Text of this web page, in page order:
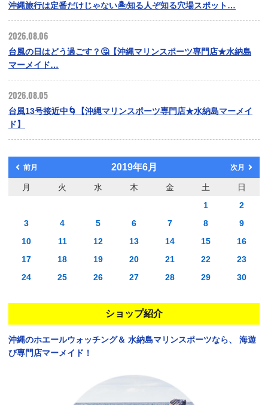
沖縄旅行は定番だけじゃない🏝️知る人ぞ知る穴場スポット…
2026.08.06
台風の日はどう過ごす？🤔【沖縄マリンスポーツ専門店★水納島
マーメイド…
2026.08.05
台風13号接近中🌀【沖縄マリンスポーツ専門店★水納島マーメイ
ド】
前月 2019年6月 次月
月 火 水 木 金 土
日
1
2
3
4 5 6 7 8
9
10
11 12 13 14 15
16
17
18 19 20 21 22
23
24
25 26 27 28 29 30
ショップ紹介
沖縄のホエールウォッチング＆ 水納島マリンスポーツなら、
海遊
び専門店マーメイド！